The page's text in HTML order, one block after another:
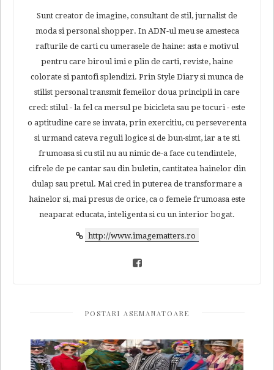
Sunt creator de imagine, consultant de stil, jurnalist de
moda si personal shopper. In ADN-ul meu se amesteca
rafturile de carti cu umerasele de haine: asta e motivul
pentru care biroul imi e plin de carti, reviste, haine
colorate si pantofi splendizi. Prin Style Diary si munca de
stilist personal transmit femeilor doua principii in care
cred: stilul - la fel ca mersul pe bicicleta sau pe tocuri - este
o aptitudine care se invata, prin exercitiu, cu perseverenta
si urmand cateva reguli logice si de bun-simt, iar a te sti
frumoasa si cu stil nu au nimic de-a face cu tendintele,
cifrele de pe cantar sau din buletin, cantitatea hainelor din
dulap sau pretul. Mai cred in puterea de transformare a
hainelor si, mai presus de orice, ca o femeie frumoasa este
neaparat educata, inteligenta si cu un interior bogat.
http://www.imagematters.ro
POSTARI ASEMANATOARE